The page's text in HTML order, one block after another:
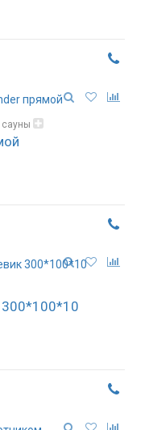
300*100*10